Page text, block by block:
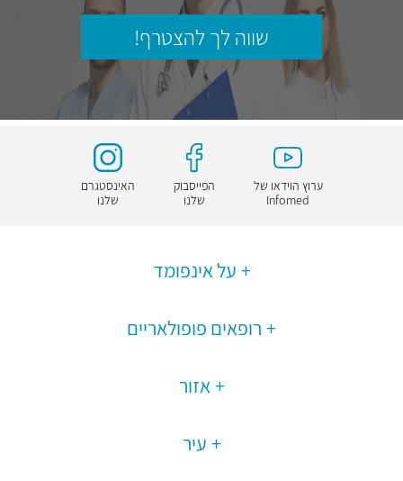
שווה לך להצטרף!
ערוץ הוידאו של
Infomed
הפייסבוק
שלנו
האינסטגרם
שלנו
על אינפומד
רופאים פופולאריים
אזור
עיר